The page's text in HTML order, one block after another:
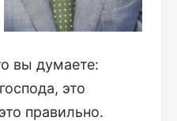
вы думаете:
это
правильно.